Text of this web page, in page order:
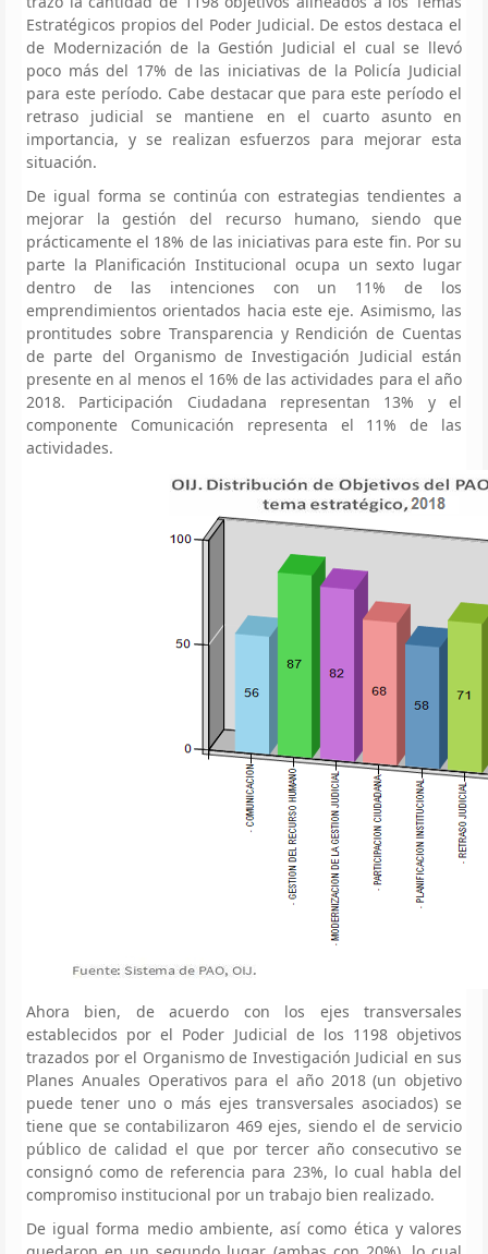
Estratégicos propios del Poder Judicial. De estos destaca el
de Modernización de la Gestión Judicial el cual se llevó
poco más del 17% de las iniciativas de la Policía Judicial
para este período. Cabe destacar que para este período el
retraso judicial se mantiene en el cuarto asunto en
importancia, y se realizan esfuerzos para mejorar esta
situación.
De igual forma se continúa con estrategias tendientes a
mejorar la gestión del recurso humano, siendo que
prácticamente el 18% de las iniciativas para este fin. Por su
parte la Planificación Institucional ocupa un sexto lugar
dentro de las intenciones con un 11% de los
emprendimientos orientados hacia este eje. Asimismo, las
prontitudes sobre Transparencia y Rendición de Cuentas
de parte del Organismo de Investigación Judicial están
presente en al menos el 16% de las actividades para el año
2018. Participación Ciudadana representan 13% y el
componente Comunicación representa el 11% de las
actividades.
Ahora bien, de acuerdo con los ejes transversales
establecidos por el Poder Judicial de los 1198 objetivos
trazados por el Organismo de Investigación Judicial en sus
Planes Anuales Operativos para el año 2018 (un objetivo
puede tener uno o más ejes transversales asociados) se
tiene que se contabilizaron 469 ejes, siendo el de servicio
público de calidad el que por tercer año consecutivo se
consignó como de referencia para 23%, lo cual habla del
compromiso institucional por un trabajo bien realizado.
De igual forma medio ambiente, así como ética y valores